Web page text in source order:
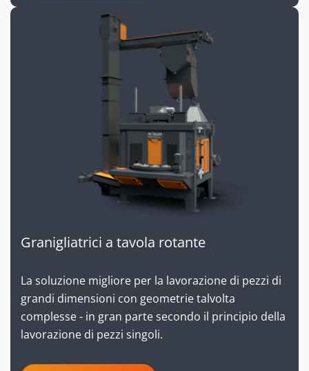
Granigliatrici a tavola rotante
La soluzione migliore per la lavorazione di pezzi di
grandi dimensioni con geometrie talvolta
complesse - in gran parte secondo il principio della
lavorazione di pezzi singoli.